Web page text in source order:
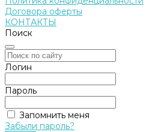
Договора оферты
КОНТАКТЫ
Поиск
Логин
Пароль
Запомнить меня
Забыли пароль?